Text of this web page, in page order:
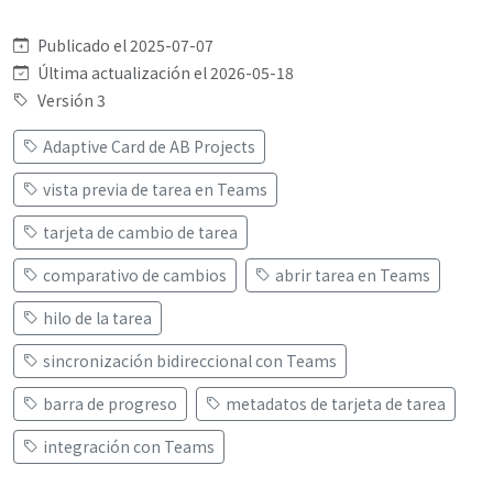
Publicado el 2025-07-07
Última actualización el 2026-05-18
Versión 3
Adaptive Card de AB Projects
vista previa de tarea en Teams
tarjeta de cambio de tarea
comparativo de cambios
abrir tarea en Teams
hilo de la tarea
sincronización bidireccional con Teams
barra de progreso
metadatos de tarjeta de tarea
integración con Teams